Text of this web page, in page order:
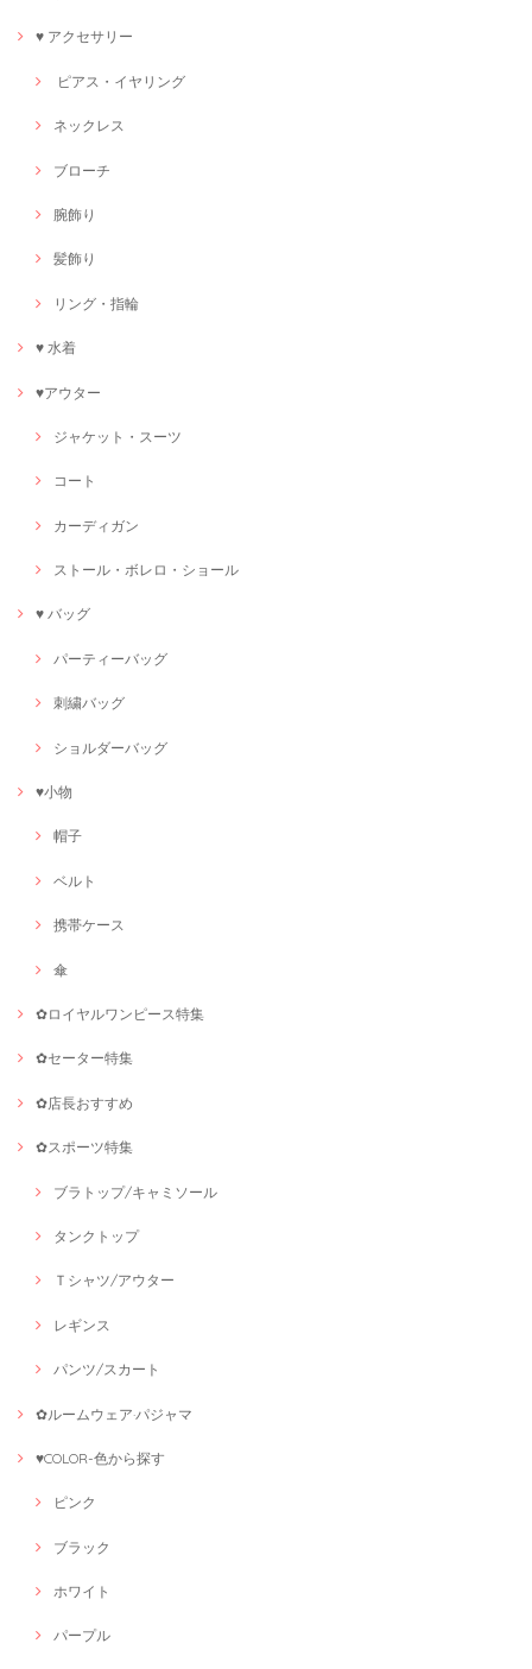
♥ アクセサリー
ピアス・イヤリング
ネックレス
ブローチ
腕飾り
髪飾り
リング・指輪
♥ 水着
♥アウター
ジャケット・スーツ
コート
カーディガン
ストール・ボレロ・ショール
♥ バッグ
パーティーバッグ
刺繍バッグ
ショルダーバッグ
♥小物
帽子
ベルト
携帯ケース
傘
✿ロイヤルワンピース特集
✿セーター特集
✿店長おすすめ
✿スポーツ特集
ブラトップ/キャミソール
タンクトップ
Ｔシャツ/アウター
レギンス
パンツ/スカート
✿ルームウェア·パジャマ
♥COLOR-色から探す
ピンク
ブラック
ホワイト
パープル